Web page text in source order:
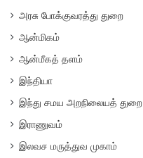
அரசு போக்குவரத்து துறை
ஆன்மிகம்
ஆன்மீகத் தளம்
இந்தியா
இந்து சமய அறநிலையத் துறை
இராணுவம்
இலவச மருத்துவ முகாம்